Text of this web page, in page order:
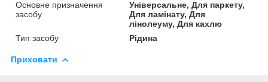
Основне призначення
засобу
Універсальне, Для паркету,
Для ламінату, Для
лінолеуму, Для кахлю
Тип засобу
Рідина
Приховати